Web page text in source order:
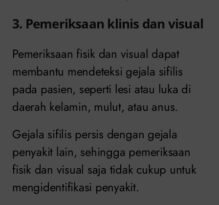
3. Pemeriksaan klinis dan visual
Pemeriksaan fisik dan visual dapat
membantu mendeteksi gejala sifilis
pada pasien, seperti lesi atau luka di
daerah kelamin, mulut, atau anus.
Gejala sifilis persis dengan gejala
penyakit lain, sehingga pemeriksaan
fisik dan visual saja tidak cukup untuk
mengidentifikasi penyakit.